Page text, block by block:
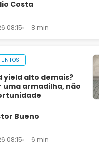
Costa
08:15 8 min
yield alto demais?
uma armadilha, não
Bueno
08:15 6 min